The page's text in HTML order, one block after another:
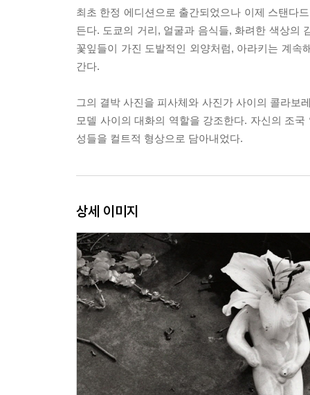
최초 한정 에디션으로 출간되었으나 이제 스탠다
든다. 도쿄의 거리, 얼굴과 음식들, 화려한 색상의
꽃잎들이 가진 도발적인 외양처럼, 아라키는 계
간다.
그의 결박 사진을 피사체와 사진가 사이의 콜라보
모델 사이의 대화의 역할을 강조한다. 자신의 조
성들을 컬트적 형상으로 담아내었다.
상세 이미지